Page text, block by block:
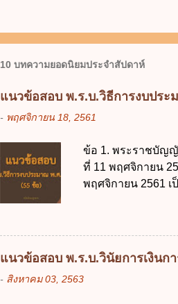
10 บทความยอดนิยมประจำสัปดาห์
แนวข้อสอบ พ.ร.บ.วิธีการงบประ
- พฤศจิกายน 18, 2561
ข้อ 1. พระราชบัญญั
ที่ 11 พฤศจิกายน
พฤศจิกายน 2561
วิธีการงบประมา
2511 3. พระราช
คณะปฏิวัติ ฉบับที่
รัฐมนตรีมีอำนาจ
แนวข้อสอบ พ.ร.บ.วินัยการเงินก
- สิงหาคม 03, 2563